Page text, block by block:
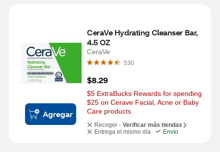
Agregar
CeraVe Hydrating Cleanser Bar,
4.5 OZ
CeraVe
530
$8.29
$5 ExtraBucks Rewards for spending
$25 on Cerave Facial, Acne or Baby
Care products
Recoger - Verificar más tiendas
Entrega el mismo día
Envío